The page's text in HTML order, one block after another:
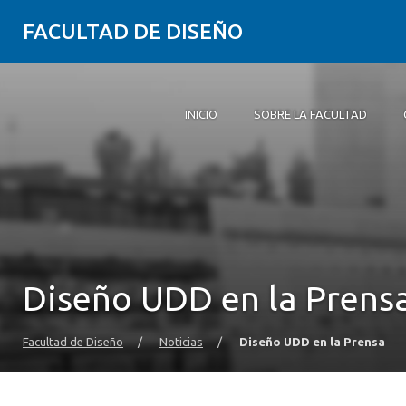
FACULTAD DE DISEÑO
INICIO SOBRE LA FACULTAD
Sobre la Facultad
Postgrados y educación continua
Investigación
Vinculación con el medio
Diseño UDD en la
Facultad de Diseño / Noticias / Diseño UDD en la Prensa